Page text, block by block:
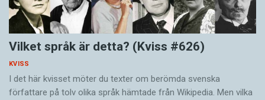
Vilket språk är detta? (Kviss #626)
KVISS
I det här kvisset möter du texter om berömda svenska
författare på tolv olika språk hämtade från Wikipedia. Men vilka